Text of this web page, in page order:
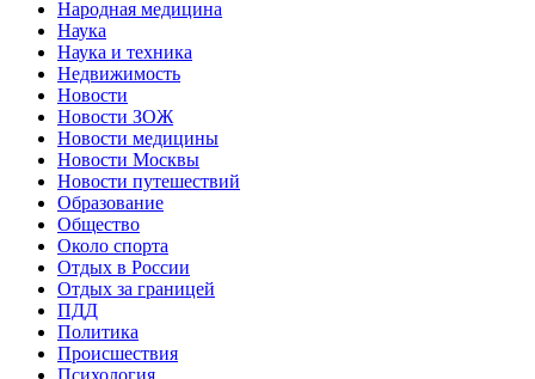
Народная медицина
Наука
Наука и техника
Недвижимость
Новости
Новости ЗОЖ
Новости медицины
Новости Москвы
Новости путешествий
Образование
Общество
Около спорта
Отдых в России
Отдых за границей
ПДД
Политика
Происшествия
Психология